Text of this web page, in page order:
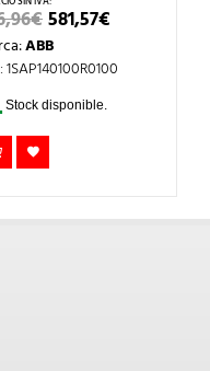
€EL
PRECIO
ORIGINAL
ERA:
581,57€
ES:
ABB
1SAP140100R0100
Stock disponible.